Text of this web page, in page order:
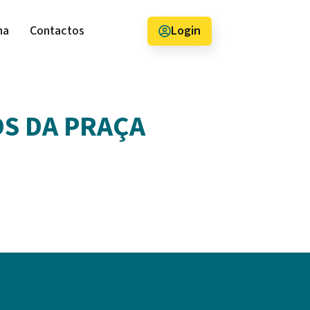
Contactos Login
DA PRAÇA